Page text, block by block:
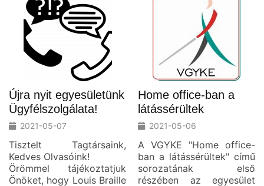
Újra nyit egyesületünk
Ügyfélszolgálata!
2021-05-07
Tisztelt Tagtársaink,
Kedves Olvasóink!
Örömmel tájékoztatjuk
Önöket, hogy Louis Braille
Home office-ban a
látássérültek
2021-05-06
A VGYKE "Home office-
ban a látássérültek" című
sorozatának első
részében az egyesület